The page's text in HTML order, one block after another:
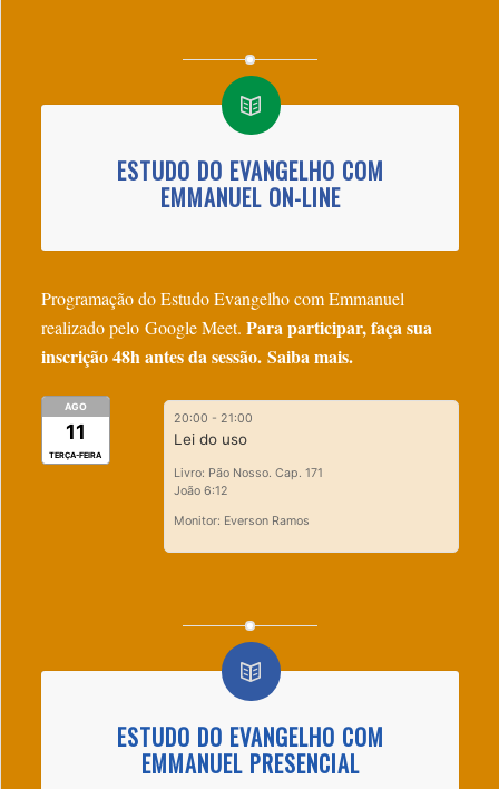
ESTUDO DO EVANGELHO COM
EMMANUEL ON-LINE
Programação do Estudo Evangelho com Emmanuel
realizado pelo Google Meet. Para participar, faça sua
inscrição 48h antes da sessão. Saiba mais.
AGO
11
TERÇA-FEIRA
20:00 - 21:00
Lei do uso
Livro: Pão Nosso. Cap. 171
João 6:12
Monitor: Everson Ramos
ESTUDO DO EVANGELHO COM
EMMANUEL PRESENCIAL